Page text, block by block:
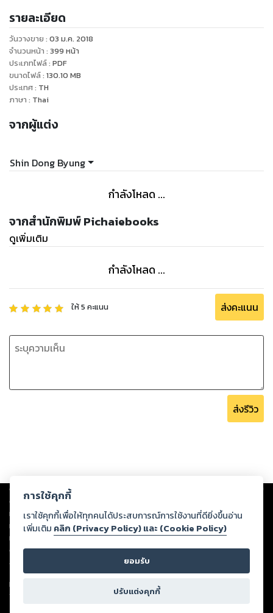
รายละเอียด
วันวางขาย : 03 ม.ค. 2018
จำนวนหน้า : 399 หน้า
ประเภทไฟล์: PDF
ขนาดไฟล์: 130.10 MB
ประเทศ: TH
ภาษา : Thai
จากผู้แต่ง
Shin Dong Byung
กำลังโหลด ...
จากสำนักพิมพ์ Pichaiebooks
ดูเพิ่มเติม
กำลังโหลด ...
ให้5 คะแนน ส่งคะแนน
ส่งรีวิว
Copyright © 2026
ต่อผลงานหรือเนื้อหาใดที่อัปโหลดผ่านเว็บไซต์และปรากฏว่าละเมิดสิทธิใน
ทรัพย์สินทางปัญญาของบุคคลอื่นหรือขัดต่อกฎหมายและศีลธรรม ดังนั้น ผู้อ่าน
ทุกท่านโปรดใช้วิจารณญาณในการกลั่นกรองด้วยตนเอง และหากท่านพบว่าส่วน
หนึ่งส่วนใดขัดต่อกฎหมายและศีลธรรม กรุณาแจ้งมายังบริษัท เพื่อทีมงานจะได้
ดำเนินการในทันที ทั้งนี้ ทางสตอรี่ล็อกขอสงวนลิขสิทธิ์ตามพระราชบัญญัติ
ลิขสิทธิ์ พ.ศ. 2537 (ฉบับล่าสุด)
For support: member@ookbee.com
Version
การใช้คุกกี้
เราใช้คุกกี้เพื่อให้ทุกคนได้ประสบการณ์การใช้งานที่ดียิ่งขึ้นอ่าน
เพิ่มเติม คลิก (Privacy Policy) และ (Cookie Policy)
ยอมรับ
ปรับแต่งคุกกี้